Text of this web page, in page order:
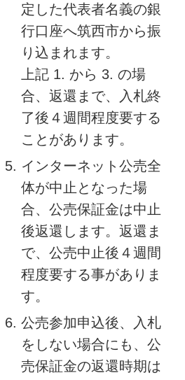
定した代表者名義の銀
行口座へ筑西市から振
り込まれます。
上記 1. から 3. の場
合、返還まで、入札終
了後４週間程度要する
ことがあります。
インターネット公売全
体が中止となった場
合、公売保証金は中止
後返還します。返還ま
で、公売中止後４週間
程度要する事がありま
す。
公売参加申込後、入札
をしない場合にも、公
売保証金の返還時期は